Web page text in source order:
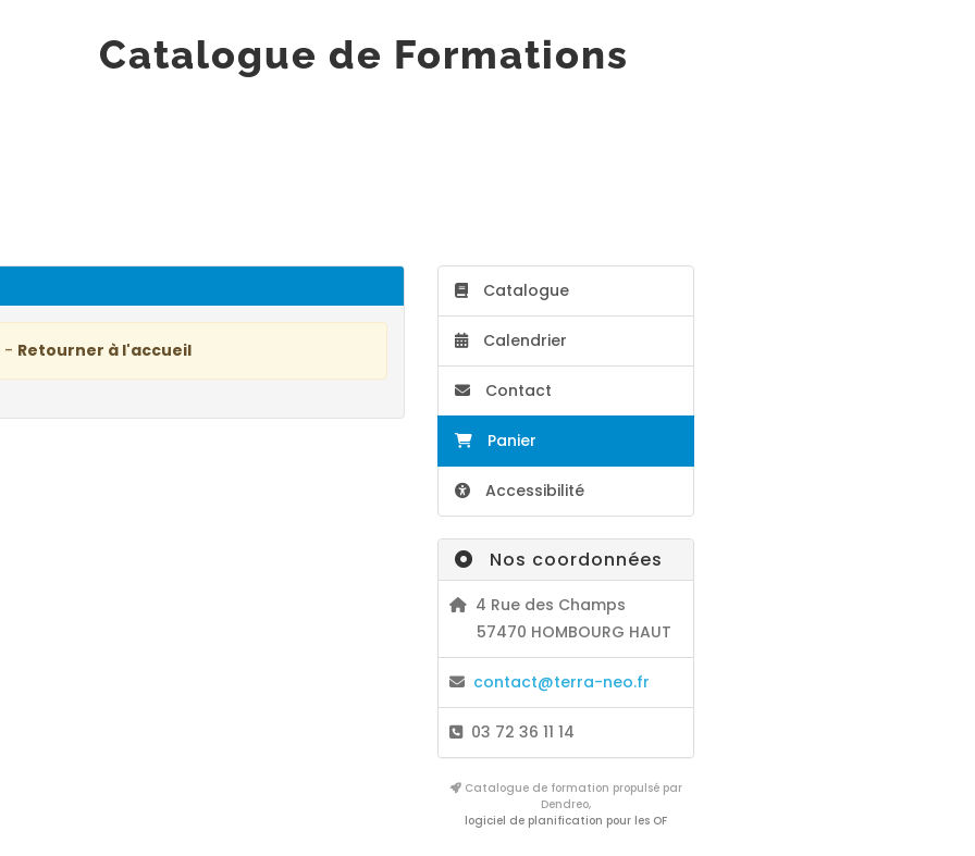
Catalogue de Formations
- Retourner à l'accueil
Catalogue
Calendrier
Contact
Panier
Accessibilité
Nos coordonnées
4 Rue des Champs
57470 HOMBOURG HAUT
contact@terra-neo.fr
03 72 36 11 14
Catalogue de formation propulsé par
Dendreo,
logiciel de planification pour les OF